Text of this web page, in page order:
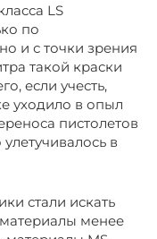
LS
по
и с точки зрения
такой краски
если учесть,
уходило в опыл
пистолетов
в
стали искать
менее